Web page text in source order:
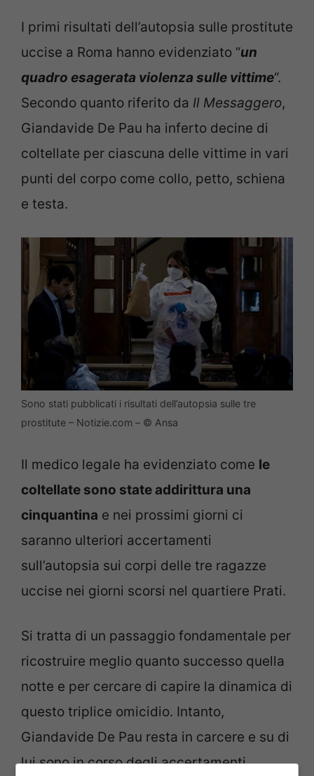
I primi risultati dell’autopsia sulle prostitute
uccise a Roma hanno evidenziato “un
quadro esagerata violenza sulle vittime“.
Secondo quanto riferito da Il Messaggero,
Giandavide De Pau ha inferto decine di
coltellate per ciascuna delle vittime in vari
punti del corpo come collo, petto, schiena
e testa.
Sono stati pubblicati i risultati dell’autopsia sulle tre
prostitute – Notizie.com – © Ansa
Il medico legale ha evidenziato come le
coltellate sono state addirittura una
cinquantina e nei prossimi giorni ci
saranno ulteriori accertamenti
sull’autopsia sui corpi delle tre ragazze
uccise nei giorni scorsi nel quartiere Prati.
Si tratta di un passaggio fondamentale per
ricostruire meglio quanto successo quella
notte e per cercare di capire la dinamica di
questo triplice omicidio. Intanto,
Giandavide De Pau resta in carcere e su di
lui sono in corso degli accertamenti.